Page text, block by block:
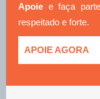
Apoie e faça
respeitado e forte.
APOIE AGORA